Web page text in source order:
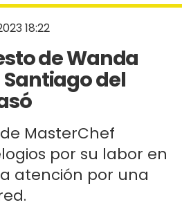
18:22
de Wanda
del
MasterChef
por su labor en
atención por una